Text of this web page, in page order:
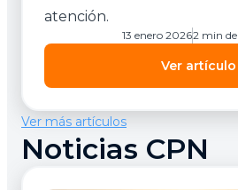
atención.
Ver artículo
13 enero 20262 min
Ver más artículos
Noticias CPN